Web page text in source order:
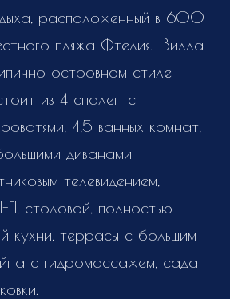
расположенный в 600
пляжа Фтелия. Вилла
островном стиле
из 4 спален с
4,5 ванных комнат,
диванами-
телевидением,
столовой, полностью
кухни, террасы с большим
с гидромассажем, сада